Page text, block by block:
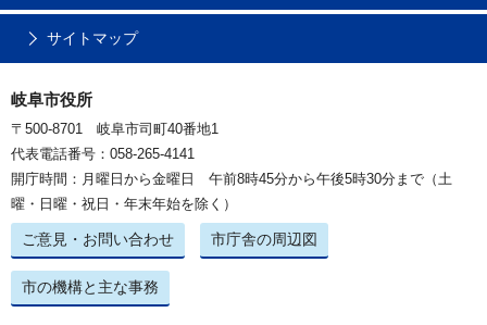
サイトマップ
岐阜市役所
〒500-8701 岐阜市司町40番地1
代表電話番号：058-265-4141
開庁時間：月曜日から金曜日 午前8時45分から午後5時30分まで（土
曜・日曜・祝日・年末年始を除く）
ご意見・お問い合わせ 市庁舎の周辺図
市の機構と主な事務